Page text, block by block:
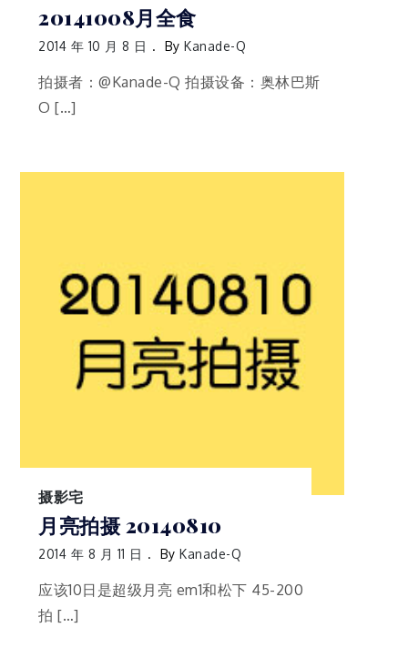
20141008月全食
2014 年 10 月 8 日 ByKanade-Q
拍摄者：@Kanade-Q 拍摄设备：奥林巴斯
O […]
摄影宅
月亮拍摄 20140810
2014 年 8 月 11 日 ByKanade-Q
应该10日是超级月亮 em1和松下 45-200
拍 […]